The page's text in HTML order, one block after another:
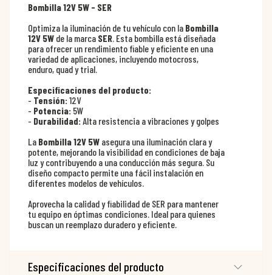
Bombilla 12V 5W - SER
Optimiza la iluminación de tu vehículo con la Bombilla
12V 5W de la marca SER. Esta bombilla está diseñada
para ofrecer un rendimiento fiable y eficiente en una
variedad de aplicaciones, incluyendo motocross,
enduro, quad y trial.
Especificaciones del producto:
- Tensión:12V
- Potencia: 5W
- Durabilidad:Alta resistencia a vibraciones y golpes
La Bombilla 12V 5W asegura una iluminación clara y
potente, mejorando la visibilidad en condiciones de baja
luz y contribuyendo a una conducción más segura. Su
diseño compacto permite una fácil instalación en
diferentes modelos de vehículos.
Aprovecha la calidad y fiabilidad de SER para mantener
tu equipo en óptimas condiciones. Ideal para quienes
buscan un reemplazo duradero y eficiente.
Especificaciones del producto